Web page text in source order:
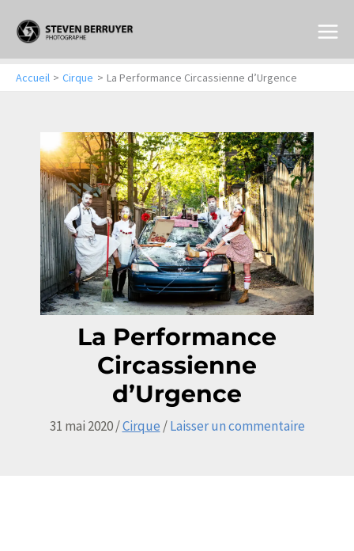
contenu
Accueil Cirque La Performance Circassienne d’Urgence
La Performance
Circassienne
d’Urgence
31 mai 2020/Cirque /Laisser un commentaire